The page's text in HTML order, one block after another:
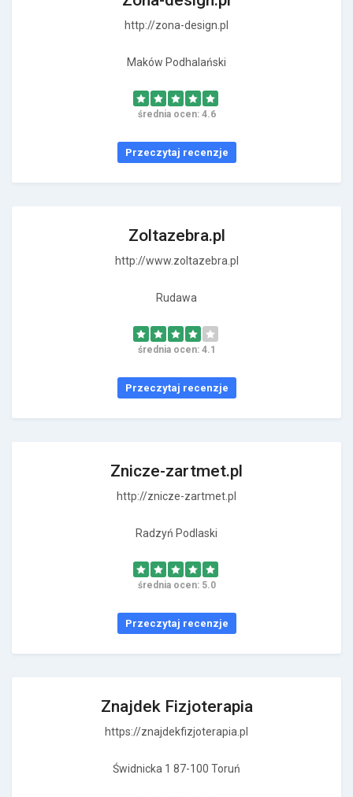
http://zona-design.pl
Maków Podhalański
średnia ocen: 4.6
Przeczytaj recenzje
Zoltazebra.pl
http://www.zoltazebra.pl
Rudawa
średnia ocen: 4.1
Przeczytaj recenzje
Znicze-zartmet.pl
http://znicze-zartmet.pl
Radzyń Podlaski
średnia ocen: 5.0
Przeczytaj recenzje
Znajdek Fizjoterapia
https://znajdekfizjoterapia.pl
Świdnicka 1 87-100 Toruń